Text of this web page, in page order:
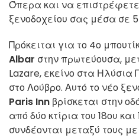
Όπερα και να
ξενοδοχείου σας μέσα σε
Πρόκειται για το 4ο
Albar στην πρωτεύουσα,
Lazare, εκείνο στα Ηλύσια
στο Λούβρο. Αυτό το νέο
Paris Inn βρίσκεται στην
από δύο κτίρια του 18ου
συνδέονται μεταξύ τους